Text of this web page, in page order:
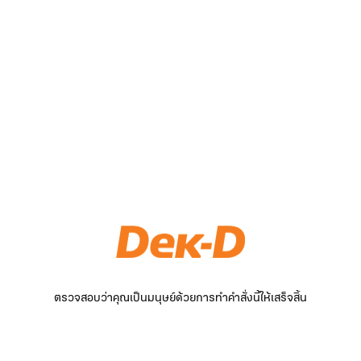
ตรวจสอบว่าคุณเป็นมนุษย์ด้วยการทำคำสั่งนี้ให้เสร็จสิ้น